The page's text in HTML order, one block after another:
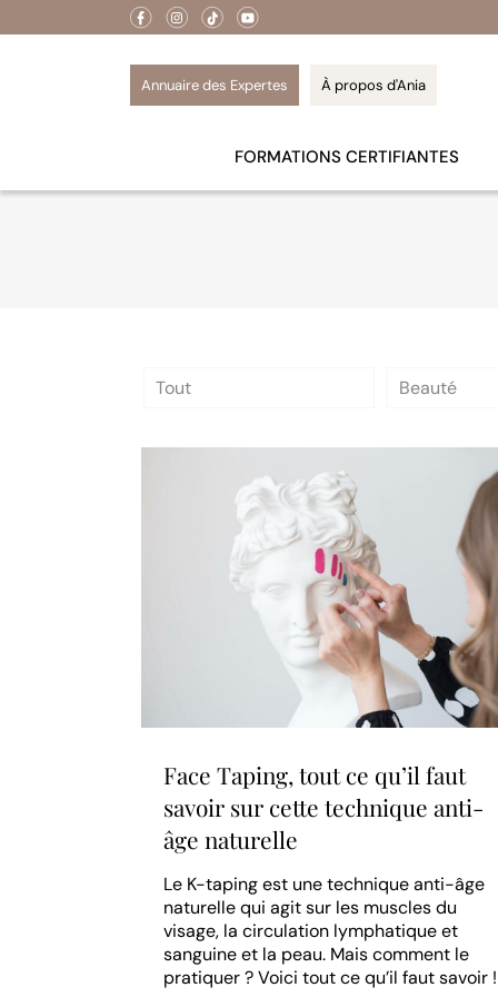
Annuaire des Expertes À propos d'Ania
FORMATIONS CERTIFIANTES
Tout Beauté
Face Taping, tout ce qu’il faut
savoir sur cette technique anti-
âge naturelle
Le K-taping est une technique anti-âge
naturelle qui agit sur les muscles du
visage, la circulation lymphatique et
sanguine et la peau. Mais comment le
pratiquer ? Voici tout ce qu’il faut savoir !